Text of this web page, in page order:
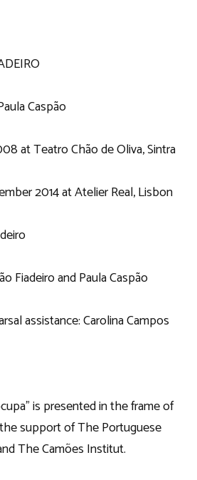
Caspão
at Teatro Chão de Oliva, Sintra
2014 at Atelier Real, Lisbon
Fiadeiro and Paula Caspão
assistance: Carolina Campos
is presented in the frame of
support of The Portuguese
The Camões Institut.